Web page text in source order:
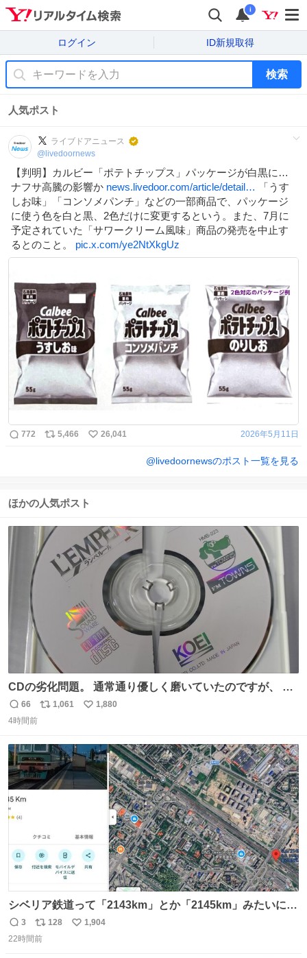
i
ログイン ID新規取得
検索
人気ポスト
ライブドアニュース
@ livedoornews
【判明】カルビー「ポテトチップス」パッケージが白黒に…
ナフサ高騰の影響か news.livedoor.com/article/detail…
「うす
しお味」「コンソメパンチ」などの一部商品で、パッケージ
に使う色を白と黒、2色だけに変更するという。また、7月に
予定されていた「サワークリーム風味」商品の発売を中止す
るとのこと。 pic.x.com/ye2NtXkgUz
772 5,466 26,041 2026年5月11日
@livedoornewsのポスト一覧を見る
ほかの人気ポスト
CDの劣化問題。 通常通り優しく磨いていたのですが、 薄
い氷のようにバリッと割れてしまいました。。 中々高価な
ソフトなので辛いです😭 数十年後にはCDゲームソフト、
返
信
66
リ
ト
数
1,061
い
数
1,880
4時間前
シベリア鉄道って「2143km」とか「2145km」みたいに、
モスクワからの距離名そのままの駅名があるんですね。
返
信
3
リ
ポ
128
い
1,904
22時間前